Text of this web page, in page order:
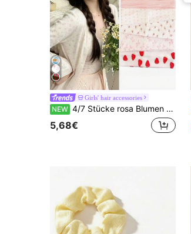
Girls' hair accessories
NEW 4/7 Stücke rosa Blumen & Erdbeeren breite Haarbänder, süße Damen Haaraccessoires
5,68€